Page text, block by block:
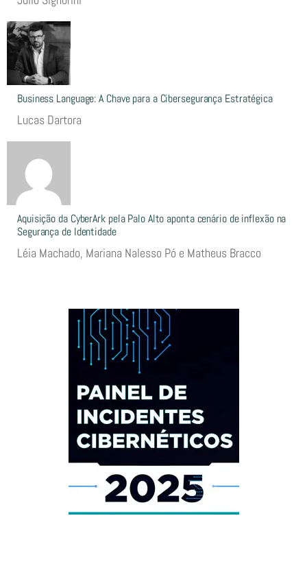
Business Language: A Chave para a Cibersegurança Estratégica
Lucas Dartora
Aquisição da CyberArk pela Palo Alto aponta cenário de inflexão na
Segurança de Identidade
Léia Machado, Mariana Nalesso Pó e Matheus Bracco